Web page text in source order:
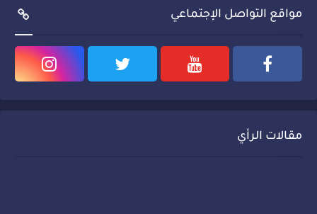
مواقع التواصل الإجتماعي
مقالات الرأي